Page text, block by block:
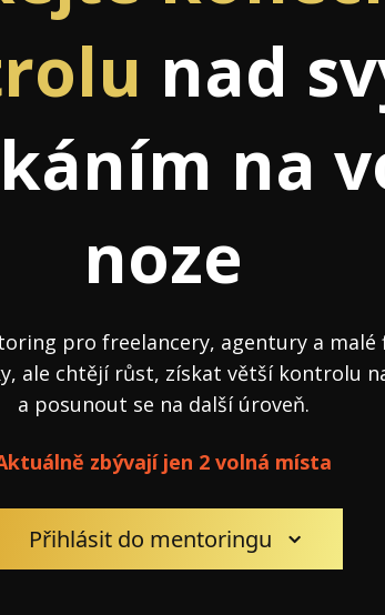
podniku
Vzdělávání manažerů
Zaměstnanecké akcie
Ziskovost firmy
nad
na
noze
pro freelancery, agentury a malé
ale chtějí růst, získat větší kontrolu
a posunout se na další úroveň.
zbývají jen 2 volná místa
Přihlásit do mentoringu